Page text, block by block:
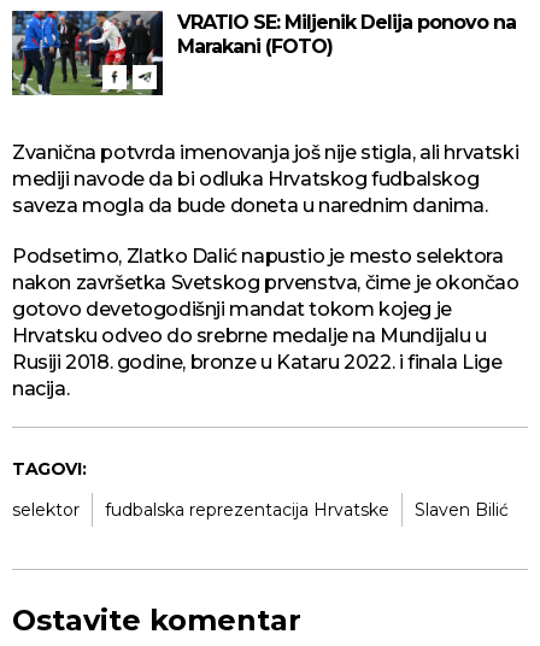
VRATIO SE: Miljenik Delija ponovo na
Marakani (FOTO)
Zvanična potvrda imenovanja još nije stigla, ali hrvatski
mediji navode da bi odluka Hrvatskog fudbalskog
saveza mogla da bude doneta u narednim danima.
Podsetimo, Zlatko Dalić napustio je mesto selektora
nakon završetka Svetskog prvenstva, čime je okončao
gotovo devetogodišnji mandat tokom kojeg je
Hrvatsku odveo do srebrne medalje na Mundijalu u
Rusiji 2018. godine, bronze u Kataru 2022. i finala Lige
nacija.
TAGOVI:
selektor
fudbalska reprezentacija Hrvatske Slaven Bilić
Ostavite komentar